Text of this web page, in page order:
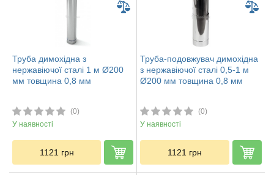
Труба димохідна з
нержавіючої сталі 1 м Ø200
мм товщина 0,8 мм
(0)
У наявності
1121 грн
Труба-подовжувач димохідна
з нержавіючої сталі 0,5-1 м
Ø200 мм товщина 0,8 мм
(0)
У наявності
1121 грн